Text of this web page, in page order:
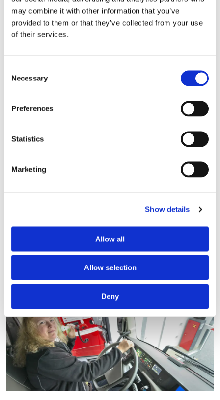
may combine it with other information that you’ve
provided to them or that they’ve collected from your use
of their services.
Selection
Necessary
Preferences
Statistics
Marketing
Show details
Allow all
Allow selection
Deny
Utredning: Stärk sjöfartens
konkurrenskraft
Regeringen säger ja till
alkobommar